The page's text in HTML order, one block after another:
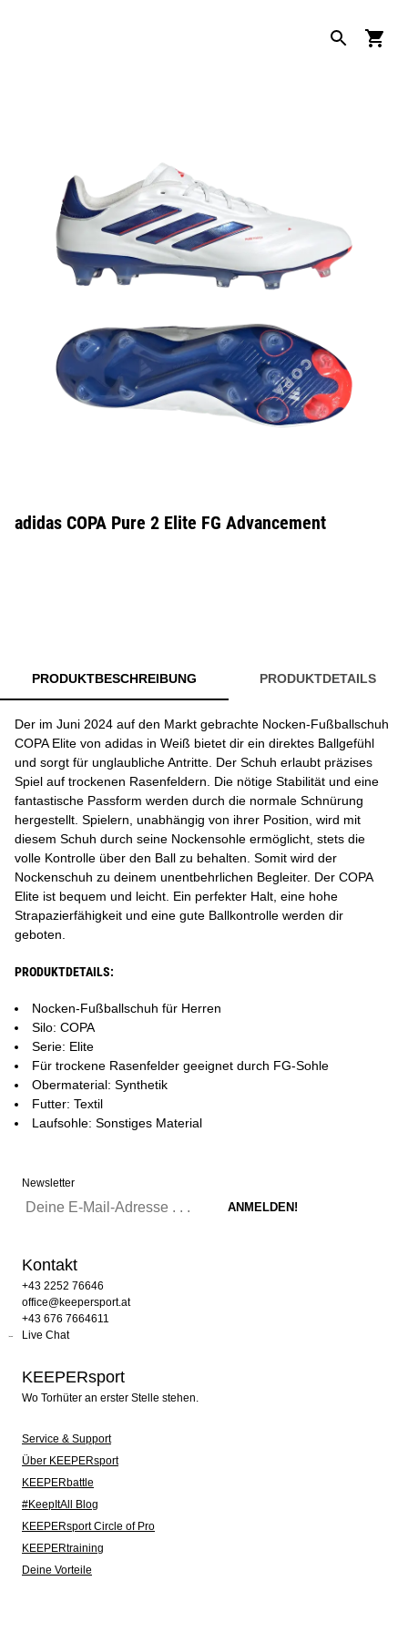
adidas COPA Pure 2 Elite FG Advancement
PRODUKTBESCHREIBUNG PRODUKTDETAILS
Der im Juni 2024 auf den Markt gebrachte Nocken-Fußballschuh
COPA Elite von adidas in Weiß bietet dir ein direktes Ballgefühl
und sorgt für unglaubliche Antritte. Der Schuh erlaubt präzises
Spiel auf trockenen Rasenfeldern. Die nötige Stabilität und eine
fantastische Passform werden durch die normale Schnürung
hergestellt. Spielern, unabhängig von ihrer Position, wird mit
diesem Schuh durch seine Nockensohle ermöglicht, stets die
volle Kontrolle über den Ball zu behalten. Somit wird der
Nockenschuh zu deinem unentbehrlichen Begleiter. Der COPA
Elite ist bequem und leicht. Ein perfekter Halt, eine hohe
Strapazierfähigkeit und eine gute Ballkontrolle werden dir
geboten.
PRODUKTDETAILS:
Nocken-Fußballschuh für Herren
Silo: COPA
Serie: Elite
Für trockene Rasenfelder geeignet durch FG-Sohle
Obermaterial: Synthetik
Futter: Textil
Laufsohle: Sonstiges Material
Newsletter
Kontakt
+43 2252 76646
office@keepersport.at
+43 676 7664611
Live Chat
KEEPERsport
Wo Torhüter an erster Stelle stehen.
Service & Support
Über KEEPERsport
KEEPERbattle
#KeepItAll Blog
KEEPERsport Circle of Pro
KEEPERtraining
Deine Vorteile